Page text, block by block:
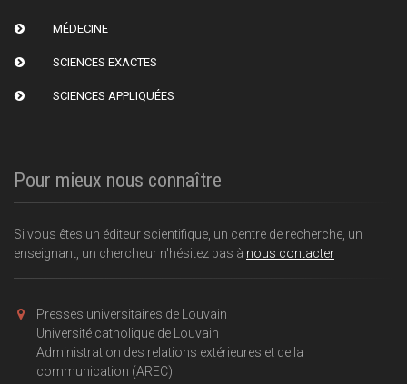
MÉDECINE
SCIENCES EXACTES
SCIENCES APPLIQUÉES
Pour mieux nous connaître
Si vous êtes un éditeur scientifique, un centre de recherche, un
enseignant, un chercheur n'hésitez pas à nous contacter
Presses universitaires de Louvain
Université catholique de Louvain
Administration des relations extérieures et de la
communication (AREC)